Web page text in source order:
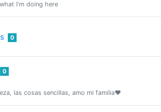
I'm doing here
0
0
las cosas sencillas, amo mi familia❤️